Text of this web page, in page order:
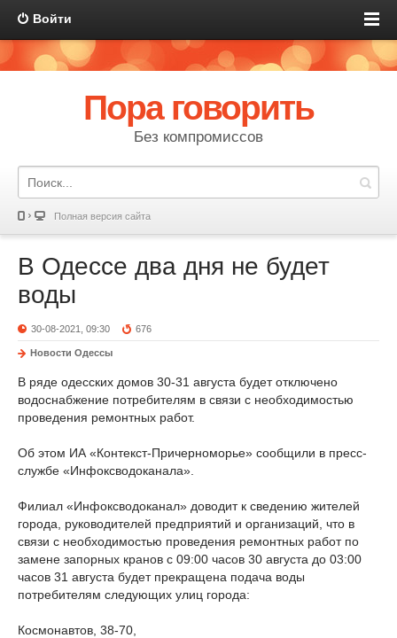
Войти
Пора говорить
Без компромиссов
Полная версия сайта
В Одессе два дня не будет
воды
30-08-2021, 09:30 676
Новости Одессы
В ряде одесских домов 30-31 августа будет отключено
водоснабжение потребителям в связи с необходимостью
проведения ремонтных работ.
Об этом ИА «Контекст-Причерноморье» сообщили в пресс-
службе «Инфоксводоканала».
Филиал «Инфоксводоканал» доводит к сведению жителей
города, руководителей предприятий и организаций, что в
связи с необходимостью проведения ремонтных работ по
замене запорных кранов с 09:00 часов 30 августа до 03:00
часов 31 августа будет прекращена подача воды
потребителям следующих улиц города:
Космонавтов, 38-70,